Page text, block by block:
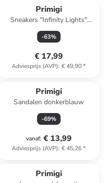
Primigi
Sneakers "Infinity Lights"
zwart/kaki
-63%
€ 17,99
Adviesprijs (AVP): € 49,90*
Primigi
Sandalen donkerblauw
-69%
vanaf: € 13,99
Adviesprijs (AVP): € 45,26*
Primigi